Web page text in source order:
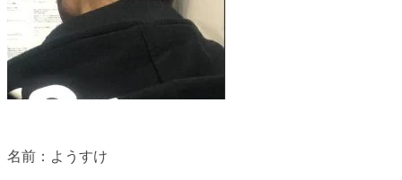
名前：ようすけ